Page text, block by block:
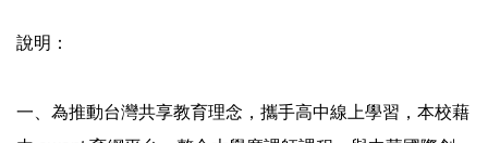
說明：
一、為推動台灣共享教育理念，攜手高中線上學習，本校藉